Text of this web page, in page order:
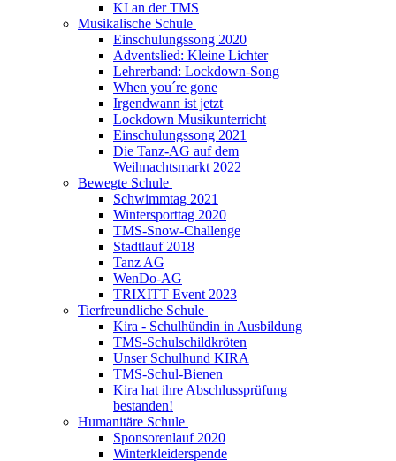
KI an der TMS
Musikalische Schule
Einschulungssong 2020
Adventslied: Kleine Lichter
Lehrerband: Lockdown-Song
When you´re gone
Irgendwann ist jetzt
Lockdown Musikunterricht
Einschulungssong 2021
Die Tanz-AG auf dem
Weihnachtsmarkt 2022
Bewegte Schule
Schwimmtag 2021
Wintersporttag 2020
TMS-Snow-Challenge
Stadtlauf 2018
Tanz AG
WenDo-AG
TRIXITT Event 2023
Tierfreundliche Schule
Kira - Schulhündin in Ausbildung
TMS-Schulschildkröten
Unser Schulhund KIRA
TMS-Schul-Bienen
Kira hat ihre Abschlussprüfung
bestanden!
Humanitäre Schule
Sponsorenlauf 2020
Winterkleiderspende